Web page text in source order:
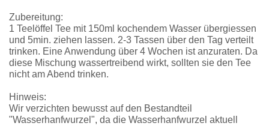
Zubereitung:
1 Teelöffel Tee mit 150ml kochendem Wasser übergiessen
und 5min. ziehen lassen. 2-3 Tassen über den Tag verteilt
trinken. Eine Anwendung über 4 Wochen ist anzuraten. Da
diese Mischung wassertreibend wirkt, sollten sie den Tee
nicht am Abend trinken.
Hinweis:
Wir verzichten bewusst auf den Bestandteil
"Wasserhanfwurzel", da die Wasserhanfwurzel aktuell